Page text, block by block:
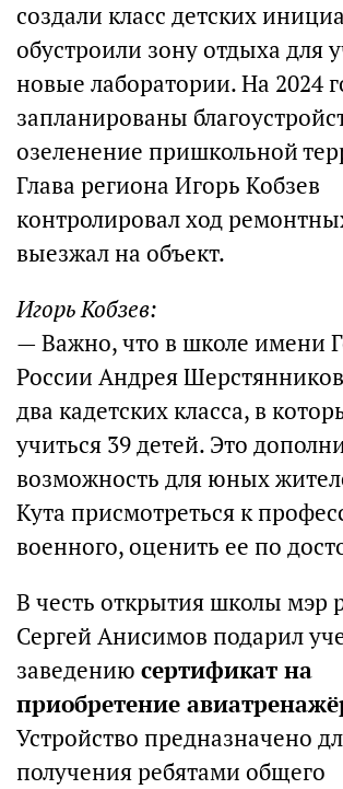
создали класс детских
обустроили зону отдыха для
новые лаборатории. На 2024
запланированы
озеленение пришкольной
Глава региона Игорь Кобзев
контролировал ход
выезжал на объект.
Игорь Кобзев:
— Важно, что в школе имени
России Андрея
два кадетских класса, в
учиться 39 детей. Это
возможность для юных
Кута присмотреться к
военного, оценить ее по
В честь открытия школы мэр
Сергей Анисимов подарил
заведению сертификат на
приобретение
Устройство предназначено
получения ребятами общего